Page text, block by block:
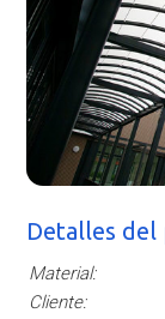
Detalles del
Material:
Cliente: